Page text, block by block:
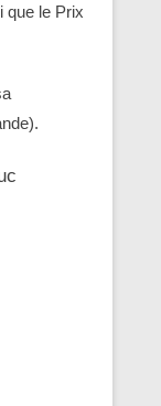
que le Prix